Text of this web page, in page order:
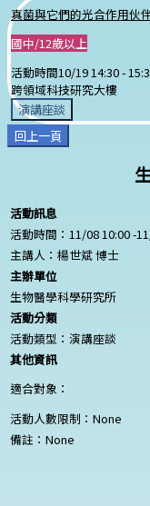
真菌與它們的光合作用伙
國中/12歲以上
活動時間10/19 14:30 -
跨領域科技研究大樓
演講座談
回上一頁
活動訊息
活動時間：11/08 10:00 -
主講人：楊世斌 博士
主辦單位
生物醫學科學研究所
活動分類
活動類型：演講座談
其他資訊
適合對象：
活動人數限制： None
備註： None